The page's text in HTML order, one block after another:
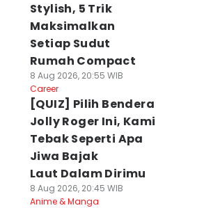
Stylish, 5 Trik
Maksimalkan
Setiap Sudut
Rumah Compact
8 Aug 2026, 20:55 WIB
Career
[QUIZ] Pilih Bendera
Jolly Roger Ini, Kami
Tebak Seperti Apa
Jiwa Bajak
Laut Dalam Dirimu
8 Aug 2026, 20:45 WIB
Anime & Manga